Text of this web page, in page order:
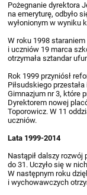
Pożegnanie dyrektora
na emeryturę, odbyło
wyłonionym w wyniku
W roku 1998 staraniem
i uczniów 19 marca
otrzymała sztandar
Rok 1999 przyniósł
Piłsudskiego
Gimnazjum nr 3, które
Dyrektorem nowej
Toporowicz. W 11
uczniów.
Lata 1999-2014
Nastąpił dalszy rozwój
do 31. Uczyło się w
W następnym roku
i wychowawczych